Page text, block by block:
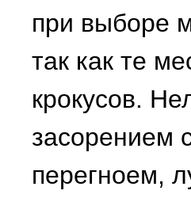
при выборе
так как те
крокусов.
засорением
перегноем,